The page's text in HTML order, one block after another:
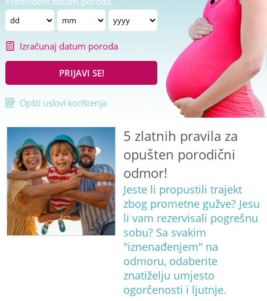
Izračunaj datum poroda
PRIJAVI SE!
Opšti uslovi korištenja
5 zlatnih pravila za
opušten porodični
odmor!
Jeste li propustili trajekt
zbog prometne gužve? Jesu
li vam rezervisali pogrešnu
sobu? Sa svakim
"iznenađenjem" na
odmoru, odaberite
znatiželju umjesto
ogorčenosti i ljutnje.